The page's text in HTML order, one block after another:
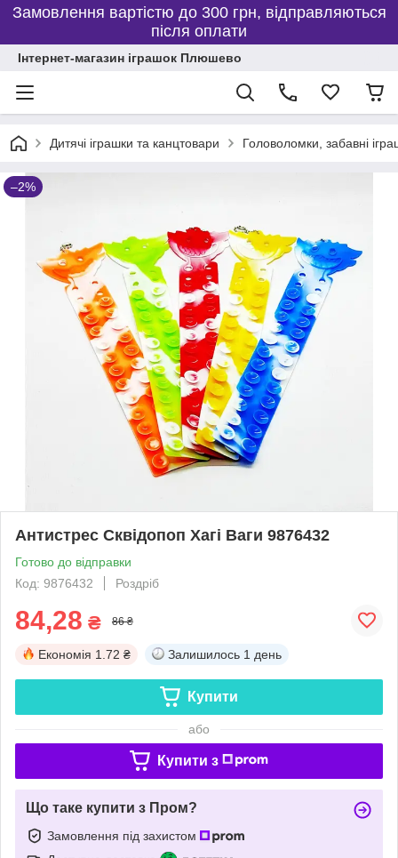
Замовлення вартістю до 300 грн, відправляються
після оплати
Інтернет-магазин іграшок Плюшево
Дитячі іграшки та канцтовари Головоломки, забавні
–2%
Антистрес Сквідопоп Хагі Ваги 9876432
Готово до відправки
Код: 9876432
Роздріб
84,28 ₴ 86 ₴
Економія 1.72 ₴ Залишилось 1 день
Купити
або
Купити з
Що таке купити з Пром?
Замовлення під захистом